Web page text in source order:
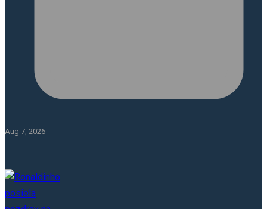
Aug 7, 2026